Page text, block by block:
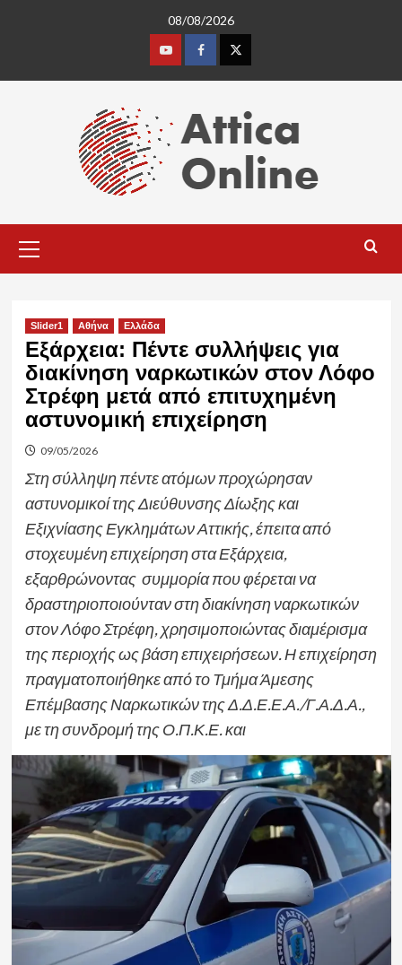
08/08/2026
YoutubeFacebookTwitter
Menu
Slider1 Αθήνα Ελλάδα
Εξάρχεια: Πέντε συλλήψεις για
διακίνηση ναρκωτικών στον Λόφο
Στρέφη μετά από επιτυχημένη
αστυνομική επιχείρηση
09/05/2026
Στη σύλληψη πέντε ατόμων προχώρησαν
αστυνομικοί της Διεύθυνσης Δίωξης και
Εξιχνίασης Εγκλημάτων Αττικής, έπειτα από
στοχευμένη επιχείρηση στα Εξάρχεια,
εξαρθρώνοντας συμμορία που φέρεται να
δραστηριοποιούνταν στη διακίνηση ναρκωτικών
στον Λόφο Στρέφη, χρησιμοποιώντας διαμέρισμα
της περιοχής ως βάση επιχειρήσεων. Η επιχείρηση
πραγματοποιήθηκε από το Τμήμα Άμεσης
Επέμβασης Ναρκωτικών της Δ.Δ.Ε.Ε.Α./Γ.Α.Δ.Α.,
με τη συνδρομή της Ο.Π.Κ.Ε. και